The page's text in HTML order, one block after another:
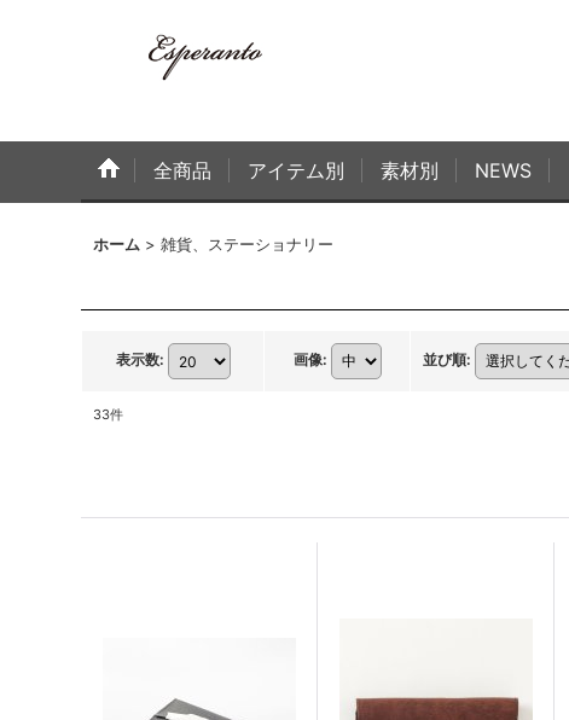
全商品 アイテム別 素材別 NEWS
ホーム > 雑貨、ステーショナリー
表示数: 画像: 並び順:
33件